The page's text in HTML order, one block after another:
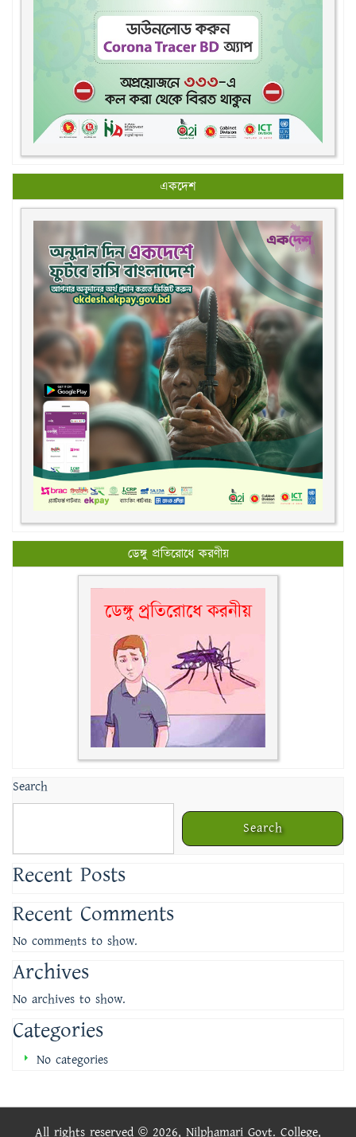
একদেশ
ডেঙ্গু প্রতিরোধে করণীয়
Search
Search
Recent Posts
Recent Comments
No comments to show.
Archives
No archives to show.
Categories
No categories
All rights reserved © 2026, Nilphamari Govt. College,